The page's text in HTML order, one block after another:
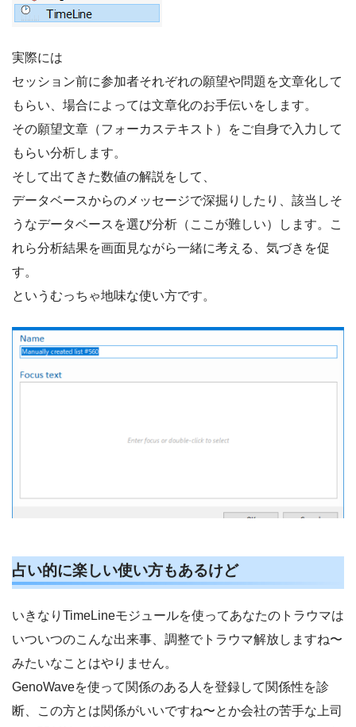
実際には
セッション前に参加者それぞれの願望や問題を文章化して
もらい、場合によっては文章化のお手伝いをします。
その願望文章（フォーカステキスト）をご自身で入力して
もらい分析します。
そして出てきた数値の解説をして、
データベースからのメッセージで深掘りしたり、該当しそ
うなデータベースを選び分析（ここが難しい）します。こ
れら分析結果を画面見ながら一緒に考える、気づきを促
す。
というむっちゃ地味な使い方です。
占い的に楽しい使い方もあるけど
いきなりTimeLineモジュールを使ってあなたのトラウマは
いついつのこんな出来事、調整でトラウマ解放しますね〜
みたいなことはやりません。
GenoWaveを使って関係のある人を登録して関係性を診
断、この方とは関係がいいですね〜とか会社の苦手な上司